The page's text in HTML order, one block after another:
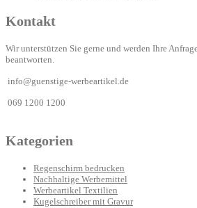
Kontakt
Wir unterstützen Sie gerne und werden Ihre
beantworten.
info@guenstige-werbeartikel.de
069 1200 1200
Kategorien
Regenschirm bedrucken
Nachhaltige Werbemittel
Werbeartikel Textilien
Kugelschreiber mit Gravur